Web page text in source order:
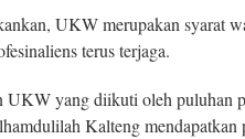
UKW merupakan syarat
terus terjaga.
UKW yang diikuti oleh puluhan
Kalteng mendapatkan